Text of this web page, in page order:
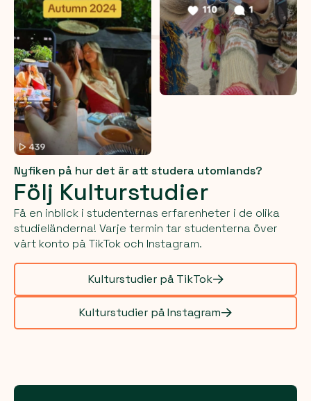
Nyfiken på hur det är att studera utomlands?
Följ Kulturstudier
Få en inblick i studenternas erfarenheter i de olika
studieländerna! Varje termin tar studenterna över
vårt konto på TikTok och Instagram.
Kulturstudier på TikTok
Kulturstudier på Instagram